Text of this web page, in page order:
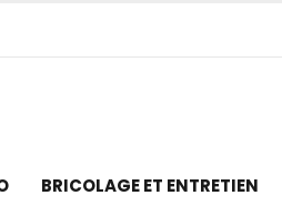
BRICOLAGE ET ENTRETIEN